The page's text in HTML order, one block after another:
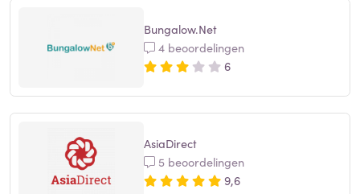
Bungalow.Net
4 beoordelingen
6
AsiaDirect
5 beoordelingen
9,6